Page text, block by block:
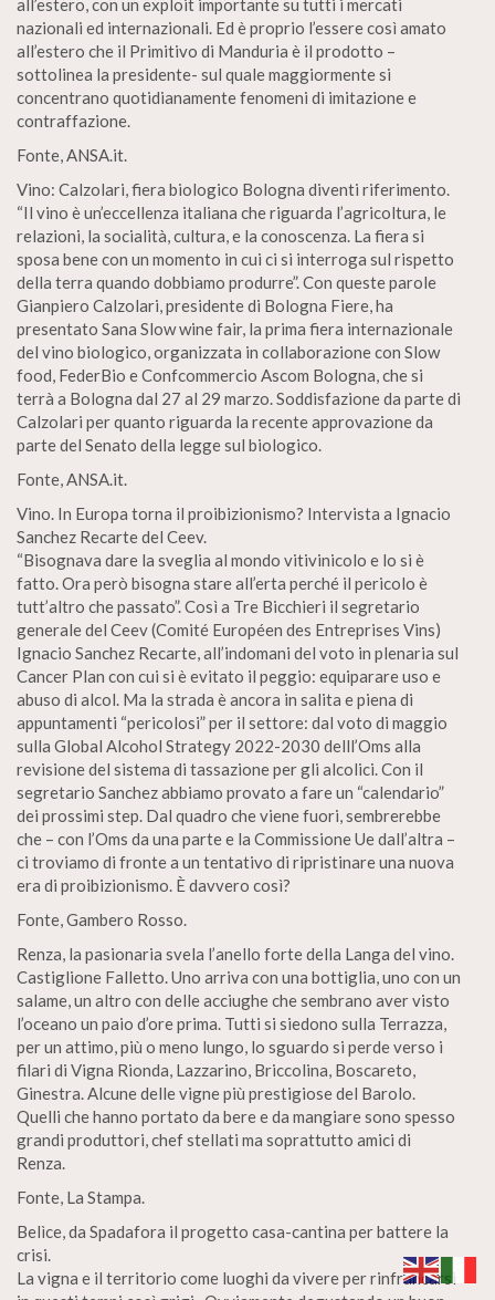
all’estero, con un exploit importante su tutti i mercati
nazionali ed internazionali. Ed è proprio l’essere così amato
all’estero che il Primitivo di Manduria è il prodotto –
sottolinea la presidente- sul quale maggiormente si
concentrano quotidianamente fenomeni di imitazione e
contraffazione.
Fonte, ANSA.it.
Vino: Calzolari, fiera biologico Bologna diventi riferimento.
“Il vino è un’eccellenza italiana che riguarda l’agricoltura, le
relazioni, la socialità, cultura, e la conoscenza. La fiera si
sposa bene con un momento in cui ci si interroga sul rispetto
della terra quando dobbiamo produrre”. Con queste parole
Gianpiero Calzolari, presidente di Bologna Fiere, ha
presentato Sana Slow wine fair, la prima fiera internazionale
del vino biologico, organizzata in collaborazione con Slow
food, FederBio e Confcommercio Ascom Bologna, che si
terrà a Bologna dal 27 al 29 marzo. Soddisfazione da parte di
Calzolari per quanto riguarda la recente approvazione da
parte del Senato della legge sul biologico.
Fonte, ANSA.it.
Vino. In Europa torna il proibizionismo? Intervista a Ignacio
Sanchez Recarte del Ceev.
“Bisognava dare la sveglia al mondo vitivinicolo e lo si è
fatto. Ora però bisogna stare all’erta perché il pericolo è
tutt’altro che passato”. Così a Tre Bicchieri il segretario
generale del Ceev (Comité Européen des Entreprises Vins)
Ignacio Sanchez Recarte, all’indomani del voto in plenaria sul
Cancer Plan con cui si è evitato il peggio: equiparare uso e
abuso di alcol. Ma la strada è ancora in salita e piena di
appuntamenti “pericolosi” per il settore: dal voto di maggio
sulla Global Alcohol Strategy 2022-2030 delll’Oms alla
revisione del sistema di tassazione per gli alcolici. Con il
segretario Sanchez abbiamo provato a fare un “calendario”
dei prossimi step. Dal quadro che viene fuori, sembrerebbe
che – con l’Oms da una parte e la Commissione Ue dall’altra –
ci troviamo di fronte a un tentativo di ripristinare una nuova
era di proibizionismo. È davvero così?
Fonte, Gambero Rosso.
Renza, la pasionaria svela l’anello forte della Langa del vino.
Castiglione Falletto. Uno arriva con una bottiglia, uno con un
salame, un altro con delle acciughe che sembrano aver visto
l’oceano un paio d’ore prima. Tutti si siedono sulla Terrazza,
per un attimo, più o meno lungo, lo sguardo si perde verso i
filari di Vigna Rionda, Lazzarino, Briccolina, Boscareto,
Ginestra. Alcune delle vigne più prestigiose del Barolo.
Quelli che hanno portato da bere e da mangiare sono spesso
grandi produttori, chef stellati ma soprattutto amici di
Renza.
Fonte, La Stampa.
Belìce, da Spadafora il progetto casa-cantina per battere la
crisi.
La vigna e il territorio come luoghi da vivere per rinfrancarsi